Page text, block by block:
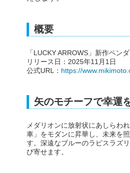
概要
「LUCKY ARROWS」新作ペン
リリース日：2025年11月1日
公式URL： https://
矢のモチーフで幸運
メダリオンに放射状にあしらわ
車」をモダンに昇華し、未来を
す。深遠なブルーのラピスラズ
び寄せます。